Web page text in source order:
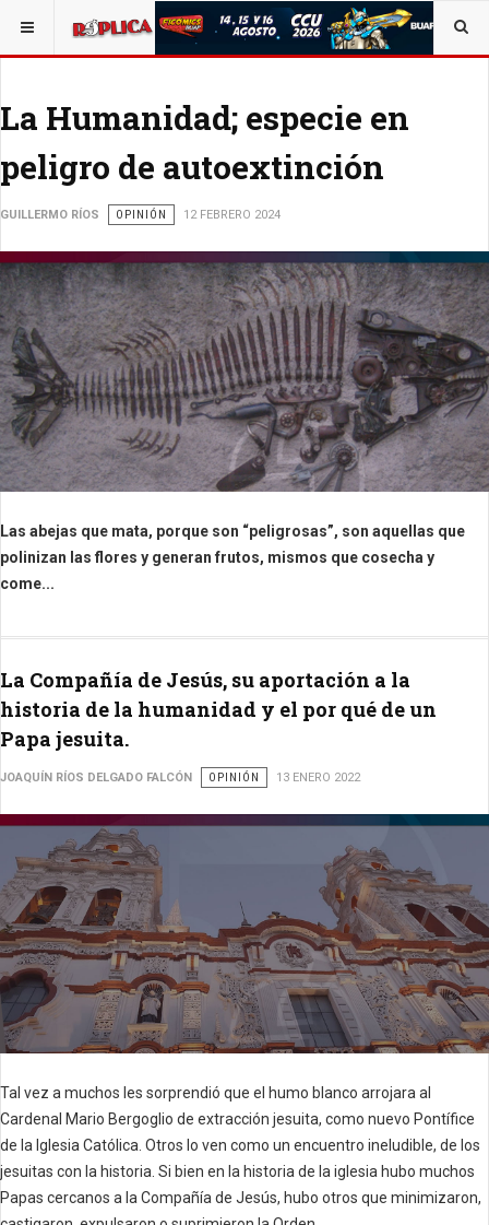
ESTÁ AQUÍ: ALEJANDRO C. MANJARREZ
La Humanidad; especie en
peligro de autoextinción
GUILLERMO RÍOS OPINIÓN 12 FEBRERO 2024
Las abejas que mata, porque son “peligrosas”, son aquellas que
polinizan las flores y generan frutos, mismos que cosecha y
come...
La Compañía de Jesús, su aportación a la
historia de la humanidad y el por qué de un
Papa jesuita.
JOAQUÍN RÍOS DELGADO FALCÓN OPINIÓN 13 ENERO 2022
Tal vez a muchos les sorprendió que el humo blanco arrojara al
Cardenal Mario Bergoglio de extracción jesuita, como nuevo Pontífice
de la Iglesia Católica. Otros lo ven como un encuentro ineludible, de los
jesuitas con la historia. Si bien en la historia de la iglesia hubo muchos
Papas cercanos a la Compañía de Jesús, hubo otros que minimizaron,